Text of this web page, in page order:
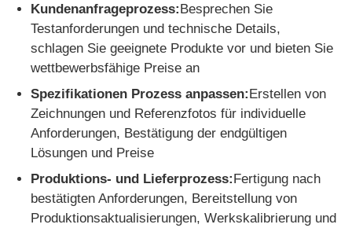
Kundenanfrageprozess:Besprechen Sie
Testanforderungen und technische Details,
schlagen Sie geeignete Produkte vor und bieten Sie
wettbewerbsfähige Preise an
Spezifikationen Prozess anpassen:Erstellen von
Zeichnungen und Referenzfotos für individuelle
Anforderungen, Bestätigung der endgültigen
Lösungen und Preise
Produktions- und Lieferprozess:Fertigung nach
bestätigten Anforderungen, Bereitstellung von
Produktionsaktualisierungen, Werkskalibrierung und